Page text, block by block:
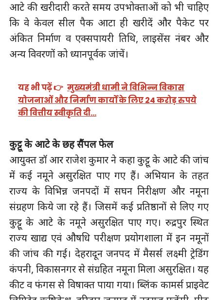
आटे की खरीदारी करते समय उपभोक्ताओं को भी चाहिए
कि वे केवल सील पैक आटा ही खरीदें और पैकेट पर
अंकित निर्माण व एक्सपायरी तिथि, लाइसेंस नंबर और
अन्य विवरणों को ध्यानपूर्वक जांचें।
यह भी पढ़ें 👉 मुख्यमंत्री धामी ने विभिन्न विकास
योजनाओं और निर्माण कार्यों के लिए 24 करोड़ रुपये
की वित्तीय स्वीकृति दी…
कुट्टू के आटे के छह सैंपल फेल
आयुक्त डाॅ आर राजेश कुमार ने कहा कुट्टू के आटे की जांच
में कई नमूने असुरक्षित पाए गए हैं। अभियान के तहत
राज्य के विभिन्न जनपदों में सघन निरीक्षण और नमूना
संग्रहण किये जा रहे हैं। जिसमें कई प्रतिष्ठानों से लिए गए
कुट्टू के आटे के नमूने असुरक्षित पाए गए। रुद्रपुर स्थित
राज्य खाद्य एवं औषधि परीक्षण प्रयोगशाला में इन नमूनों
की जांच की गई। देहरादून जनपद में मैसर्स लक्ष्मी ट्रेडिंग
कंपनी, विकासनगर से संग्रहित नमूना मिला असुरक्षित। यह
कीट व फंगस से विषाक्त पाया गया। ब्लिंक कामर्स प्राइवेट